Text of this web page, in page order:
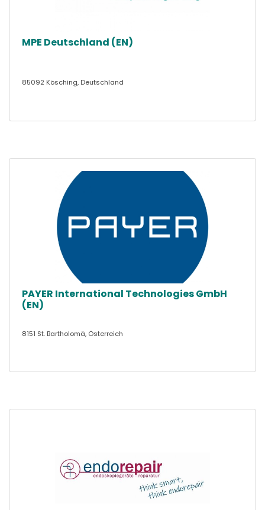
MPE Deutschland (EN)
85092 Kösching, Deutschland
PAYER International Technologies GmbH
(EN)
8151 St. Bartholomä, Österreich